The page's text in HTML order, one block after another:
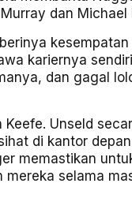
dan Michael
kariernya
dan gagal
Unseld
di kantor
memastikan
mereka selama